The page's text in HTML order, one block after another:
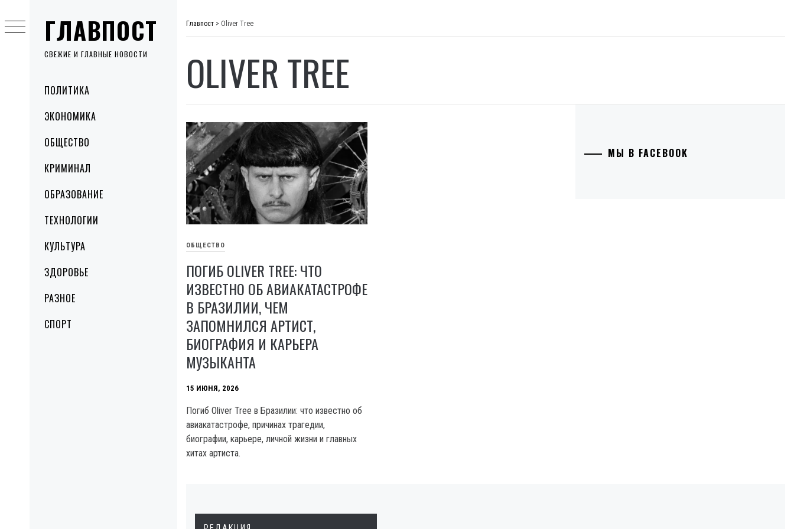
ГЛАВПОСТ
СВЕЖИЕ И ГЛАВНЫЕ НОВОСТИ
MenuПОЛИТИКА
ЭКОНОМИКА
ОБЩЕСТВО
КРИМИНАЛ
ОБРАЗОВАНИЕ
ТЕХНОЛОГИИ
КУЛЬТУРА
ЗДОРОВЬЕ
РАЗНОЕ
СПОРТ
to
content
Главпост > Oliver Tree
OLIVER TREE
ОБЩЕСТВО
ПОГИБ OLIVER TREE: ЧТО
ИЗВЕСТНО ОБ АВИАКАТАСТРОФЕ
В БРАЗИЛИИ, ЧЕМ
ЗАПОМНИЛСЯ АРТИСТ,
БИОГРАФИЯ И КАРЬЕРА
МУЗЫКАНТА
15 ИЮНЯ, 2026
Погиб Oliver Tree в Бразилии: что известно об
авиакатастрофе, причинах трагедии,
биографии, карьере, личной жизни и главных
хитах артиста.
МЫ В FACEBOOK